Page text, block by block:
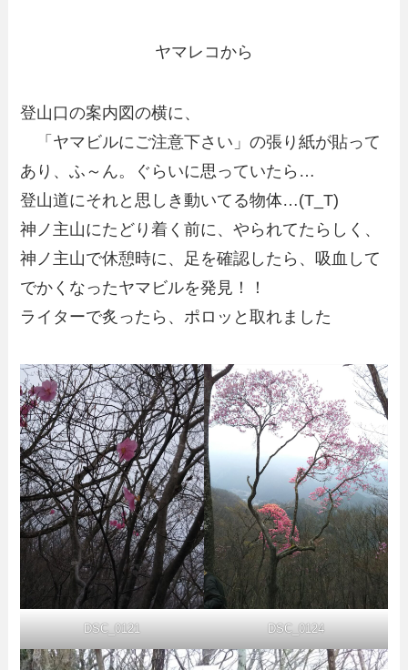
ヤマレコから
登山口の案内図の横に、
「ヤマビルにご注意下さい」の張り紙が貼って
あり、ふ～ん。ぐらいに思っていたら…
登山道にそれと思しき動いてる物体…(T_T)
神ノ主山にたどり着く前に、やられてたらしく、
神ノ主山で休憩時に、足を確認したら、吸血して
でかくなったヤマビルを発見！！
ライターで炙ったら、ポロッと取れました
DSC_0121 DSC_0124